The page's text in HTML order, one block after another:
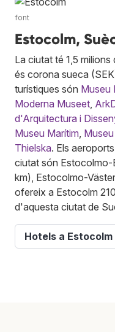
font
Estocolm,
La ciutat té 1,5
és corona sueca
turístiques són Museu
Moderna Museet
d'Arquitectura i
Museu Marítim
Thielska. Els
ciutat són Estocolmo-
km), Estocolmo-
ofereix a Estocolm
d'aquesta ciutat de
Hotels a Estocolm